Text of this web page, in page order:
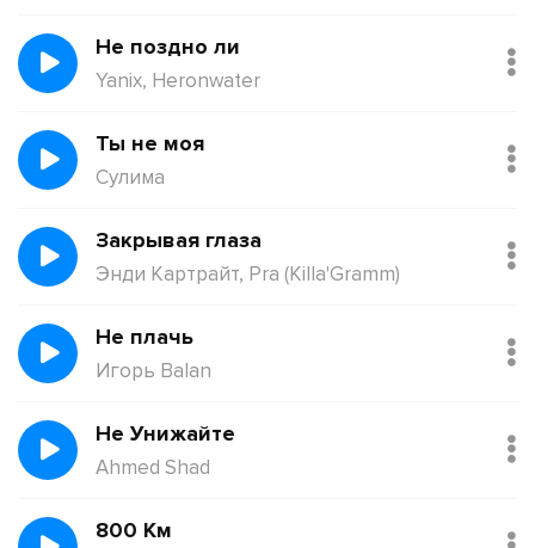
Не поздно ли
Yanix, Heronwater
Ты не моя
Сулима
Закрывая глаза
Энди Картрайт, Pra (Killa'Gramm)
Не плачь
Игорь Balan
Не Унижайте
Ahmed Shad
800 Км